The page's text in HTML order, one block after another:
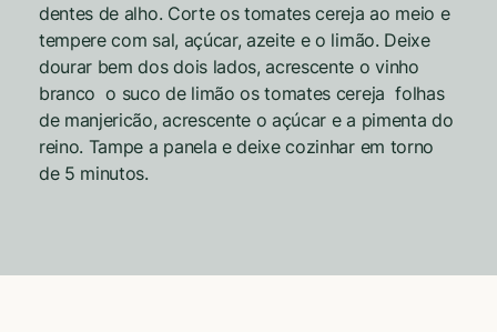
dentes de alho. Corte os tomates cereja ao meio e
tempere com sal, açúcar, azeite e o limão. Deixe
dourar bem dos dois lados, acrescente o vinho
branco o suco de limão os tomates cereja folhas
de manjericão, acrescente o açúcar e a pimenta do
reino. Tampe a panela e deixe cozinhar em torno
de 5 minutos.